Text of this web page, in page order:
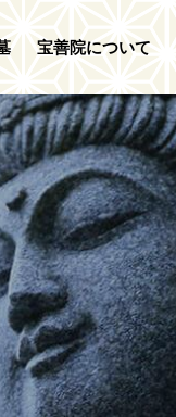
宝善院について